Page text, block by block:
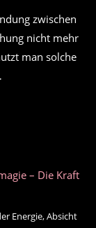
zwischen
nicht mehr
man solche
Energie, Absicht